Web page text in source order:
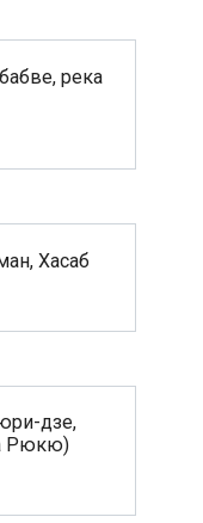
река
Хасаб
дзе,
Рюкю)